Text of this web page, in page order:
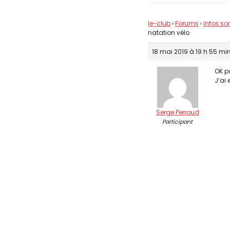
le-club›Forums ›Infos
natation vélo
18 mai 2019 à 19 h 55 min
Serge Perroud
Participant
OK
J’ai